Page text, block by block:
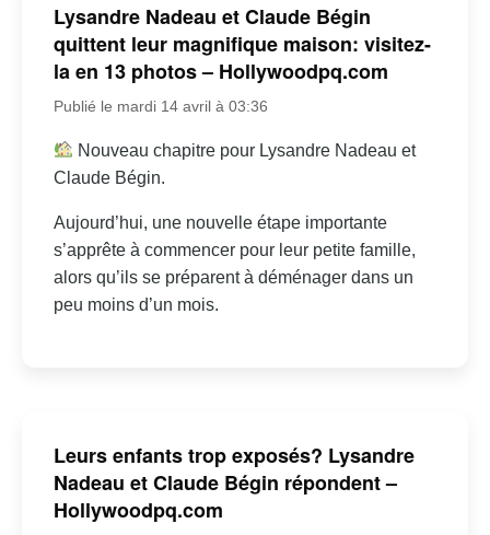
Lysandre Nadeau et Claude Bégin
quittent leur magnifique maison: visitez-
la en 13 photos – Hollywoodpq.com
Publié le mardi 14 avril à 03:36
Nouveau chapitre pour Lysandre Nadeau et
Claude Bégin.
Aujourd’hui, une nouvelle étape importante
s’apprête à commencer pour leur petite famille,
alors qu’ils se préparent à déménager dans un
peu moins d’un mois.
Leurs enfants trop exposés? Lysandre
Nadeau et Claude Bégin répondent –
Hollywoodpq.com